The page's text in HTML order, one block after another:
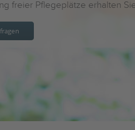
freier Pflegeplätze erhalten